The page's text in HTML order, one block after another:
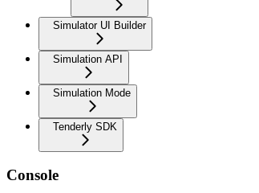
Simulator UI Builder
Simulation API
Simulation Mode
Tenderly SDK
Console